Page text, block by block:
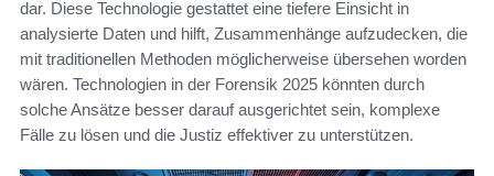
dar. Diese Technologie gestattet eine tiefere Einsicht in
analysierte Daten und hilft, Zusammenhänge aufzudecken, die
mit traditionellen Methoden möglicherweise übersehen worden
wären. Technologien in der Forensik 2025 könnten durch
solche Ansätze besser darauf ausgerichtet sein, komplexe
Fälle zu lösen und die Justiz effektiver zu unterstützen.